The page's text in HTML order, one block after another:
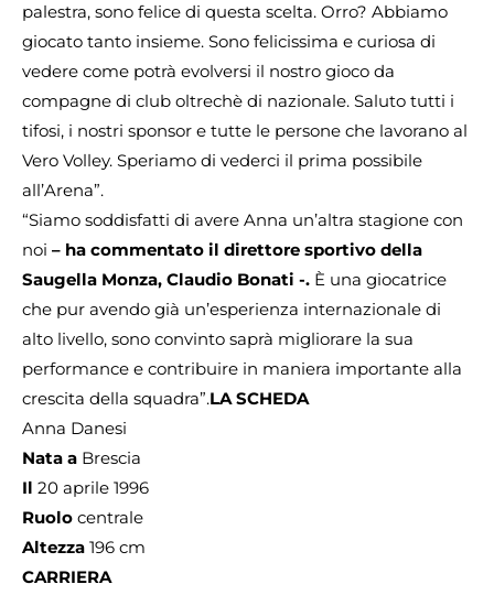
palestra, sono felice di questa scelta. Orro? Abbiamo
giocato tanto insieme. Sono felicissima e curiosa di
vedere come potrà evolversi il nostro gioco da
compagne di club oltrechè di nazionale. Saluto tutti i
tifosi, i nostri sponsor e tutte le persone che lavorano al
Vero Volley. Speriamo di vederci il prima possibile
all’Arena”.
“Siamo soddisfatti di avere Anna un’altra stagione con
noi – ha commentato il direttore sportivo della
Saugella Monza, Claudio Bonati -. È una giocatrice
che pur avendo già un’esperienza internazionale di
alto livello, sono convinto saprà migliorare la sua
performance e contribuire in maniera importante alla
crescita della squadra”.LA SCHEDA
Anna Danesi
Nata a Brescia
Il 20 aprile 1996
Ruolo centrale
Altezza 196 cm
CARRIERA